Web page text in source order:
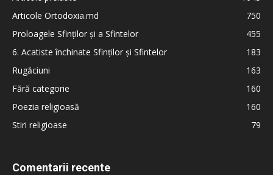
Articole Ortodoxia.md
750
Proloagele Sfinților și a Sfintelor
455
6. Acatiste închinate Sfinților și Sfintelor
183
Rugăciuni
163
Fără categorie
160
Poezia religioasă
160
Stiri religioase
79
Comentarii recente